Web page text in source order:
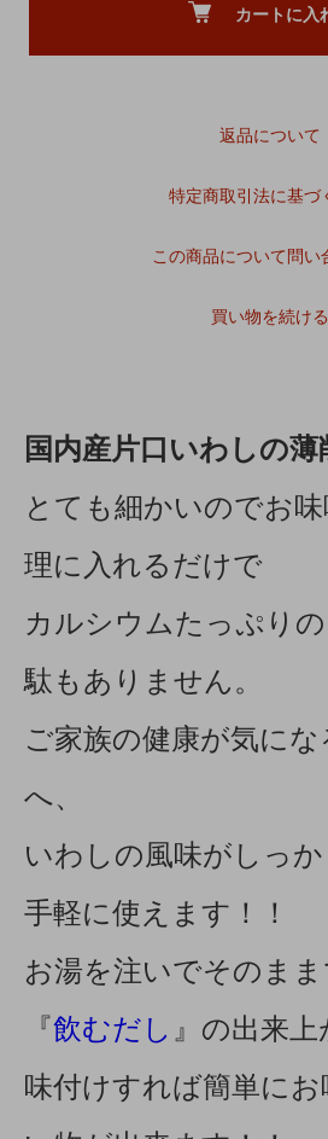
カートに入
返品について
特定商取引法に基づ
この商品について問い
買い物を続ける
国内産片口いわしの
とても細かいのでお
理に入れるだけで
カルシウムたっぷり
駄もありません。
ご家族の健康が気に
へ、
いわしの風味がしっ
手軽に使えます！！
お湯を注いでそのま
『飲むだし 』の出来
味付けすれば簡単に